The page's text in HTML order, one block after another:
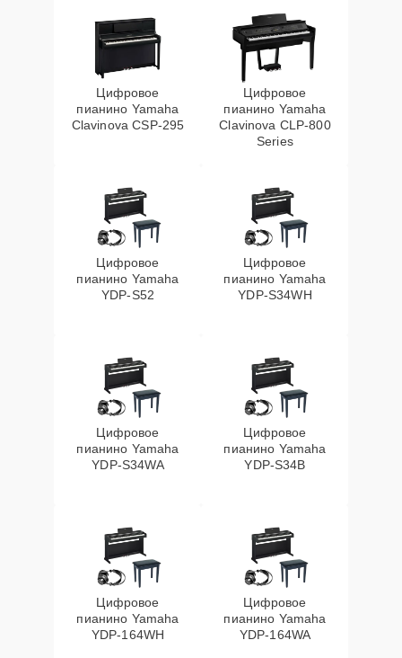
Цифровое
пианино Yamaha
Clavinova CSP-295
Цифровое
пианино Yamaha
Clavinova CLP-800
Series
Цифровое
пианино Yamaha
YDP-S52
Цифровое
пианино Yamaha
YDP-S34WH
Цифровое
пианино Yamaha
YDP-S34WA
Цифровое
пианино Yamaha
YDP-S34B
Цифровое
пианино Yamaha
YDP-164WH
Цифровое
пианино Yamaha
YDP-164WA